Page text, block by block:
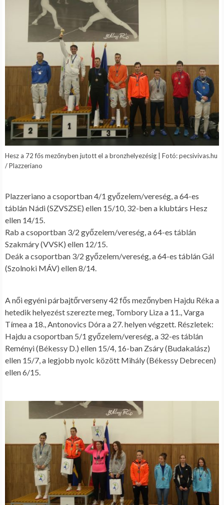
Hesz a 72 fős mezőnyben jutott el a bronzhelyezésig | Fotó: pecsivivas.hu
/ Plazzeriano
Plazzeriano a csoportban 4/1 győzelem/vereség, a 64-es
táblán Nádi (SZVSZSE) ellen 15/10, 32-ben a klubtárs Hesz
ellen 14/15.
Rab a csoportban 3/2 győzelem/vereség, a 64-es táblán
Szakmáry (VVSK) ellen 12/15.
Deák a csoportban 3/2 győzelem/vereség, a 64-es táblán Gál
(Szolnoki MÁV) ellen 8/14.
A női egyéni párbajtőrverseny 42 fős mezőnyben Hajdu Réka a
hetedik helyezést szerezte meg, Tombory Liza a 11., Varga
Tímea a 18., Antonovics Dóra a 27. helyen végzett. Részletek:
Hajdu a csoportban 5/1 győzelem/vereség, a 32-es táblán
Reményi (Békessy D.) ellen 15/4, 16-ban Zsáry (Budakalász)
ellen 15/7, a legjobb nyolc között Mihály (Békessy Debrecen)
ellen 6/15.